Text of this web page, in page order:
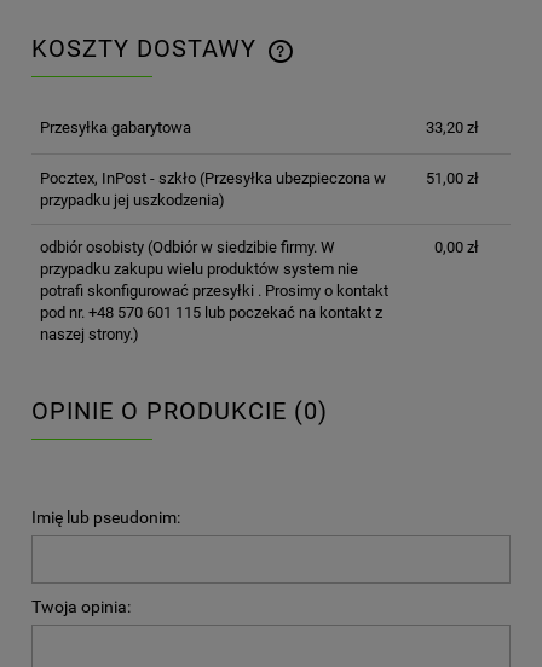
KOSZTY DOSTAWY
CENA NIE ZAWIERA EWENTUALNYCH KOSZTÓW
Przesyłka gabarytowa 33,20 zł
Pocztex, InPost - szkło(Przesyłka ubezpieczona w
przypadku jej uszkodzenia)
51,00 zł
odbiór osobisty(Odbiór w siedzibie firmy. W
przypadku zakupu wielu produktów system nie
potrafi skonfigurować przesyłki . Prosimy o kontakt
pod nr. +48 570 601 115 lub poczekać na kontakt z
naszej strony.)
0,00 zł
OPINIE O PRODUKCIE (0)
Imię lub pseudonim:
Twoja opinia: